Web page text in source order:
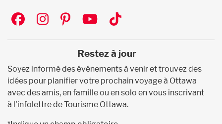
Social
Restez à jour
Soyez informé des événements à venir et trouvez des
idées pour planifier votre prochain voyage à Ottawa
avec des amis, en famille ou en solo en vous inscrivant
à l'infolettre de Tourisme Ottawa.